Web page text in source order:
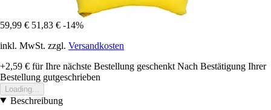
59,99 € 51,83 € -14%
inkl. MwSt. zzgl. Versandkosten
+2,59 € für Ihre nächste Bestellung geschenkt Nach Bestätigung Ihrer
Bestellung gutgeschrieben
Loading...
Beschreibung